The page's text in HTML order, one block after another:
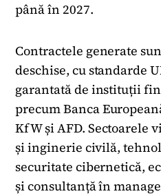
până în 2027.
Contractele generate
deschise, cu standarde
garantată de instituții
precum Banca
KfW și AFD. Sectoarele
și inginerie civilă,
securitate cibernetică,
și consultanță în